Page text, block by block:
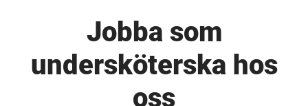
Jobba som
undersköterska hos
oss